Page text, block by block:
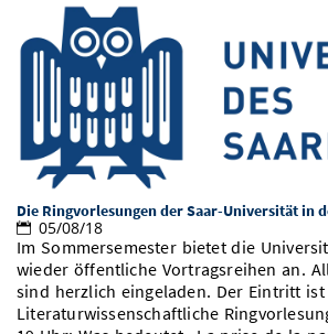
Die Ringvorlesungen der Saar-Universität in
05/08/18
Im Sommersemester bietet die
wieder öffentliche Vortragsreihen an.
sind herzlich eingeladen. Der Eintritt
Literaturwissenschaftliche